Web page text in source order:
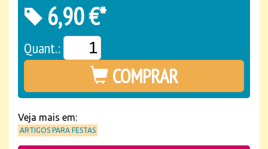
6,90 €*
Quant.:
COMPRAR
Veja mais em:
ARTIGOS PARA FESTAS